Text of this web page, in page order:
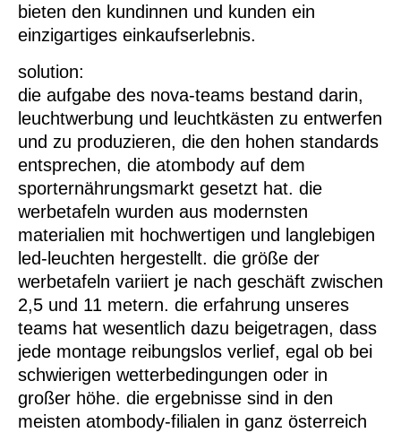
bieten den kundinnen und kunden ein
einzigartiges einkaufserlebnis.
solution:
die aufgabe des nova-teams bestand darin,
leuchtwerbung und leuchtkästen zu entwerfen
und zu produzieren, die den hohen standards
entsprechen, die atombody auf dem
sporternährungsmarkt gesetzt hat. die
werbetafeln wurden aus modernsten
materialien mit hochwertigen und langlebigen
led-leuchten hergestellt. die größe der
werbetafeln variiert je nach geschäft zwischen
2,5 und 11 metern. die erfahrung unseres
teams hat wesentlich dazu beigetragen, dass
jede montage reibungslos verlief, egal ob bei
schwierigen wetterbedingungen oder in
großer höhe. die ergebnisse sind in den
meisten atombody-filialen in ganz österreich